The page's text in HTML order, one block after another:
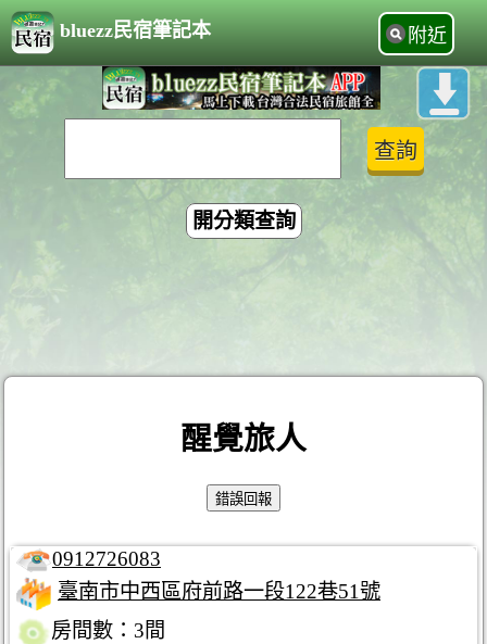
bluezz民宿筆記本 附近
開分類查詢
醒覺旅人
0912726083
臺南市中西區府前路一段122巷51號
房間數：3間